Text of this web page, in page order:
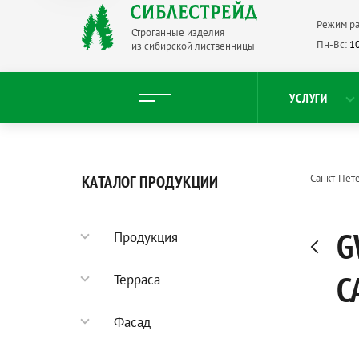
Строганные изделия
из сибирской лиственницы
УСЛУГИ
Режим
Пн-Вс:
КАТАЛОГ ПРОДУКЦИИ
Продукция
Садовый паркет
Терраса
Террасная доска
Фасад
Санкт-